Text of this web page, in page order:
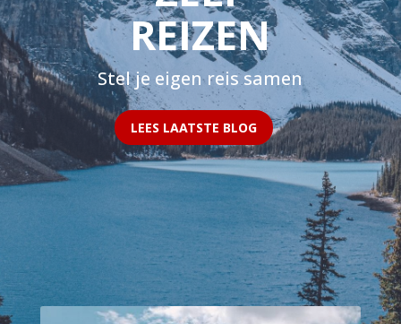
REIZEN
Stel je eigen reis samen
LEES LAATSTE BLOG